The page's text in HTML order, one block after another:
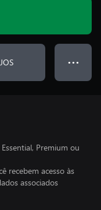
● ● ●
Premium ou
recebem acesso às
associados